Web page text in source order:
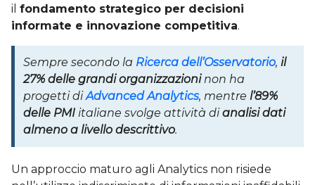
il fondamento strategico per decisioni
informate e innovazione competitiva.
Sempre secondo la Ricerca dell’Osservatorio, il
27% delle grandi organizzazioni non ha
progetti di Advanced Analytics, mentre l’89%
delle PMI italiane svolge attività dianalisi dati
almeno a livello descrittivo.
Un approccio maturo agli Analytics non risiede